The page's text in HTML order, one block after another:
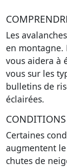
Les
en montagne.
vous aidera à
vous sur les
bulletins de
éclairées.
CONDITIONS
Certaines
augmentent le
chutes de